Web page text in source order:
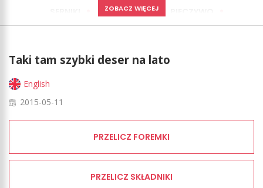
MINI WYPIEKI
LŻEJSZE / ZDROWSZE
ZOBACZ WIĘCEJ
Taki tam szybki deser na lato
English
2015-05-11
PRZELICZ FOREMKI
PRZELICZ SKŁADNIKI